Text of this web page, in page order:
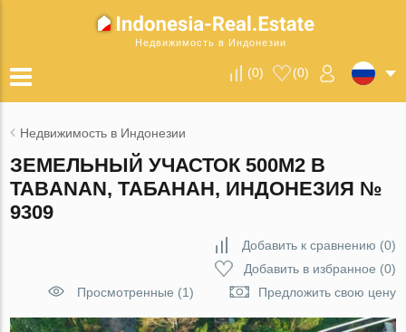
Недвижимость в Индонезии
(0) (0)
Недвижимость в Индонезии
ЗЕМЕЛЬНЫЙ УЧАСТОК 500М2 В
TABANAN, ТАБАНАН, ИНДОНЕЗИЯ №
9309
Добавить к сравнению (0)
Добавить в избранное (0)
Просмотренные (1)
Предложить свою цену